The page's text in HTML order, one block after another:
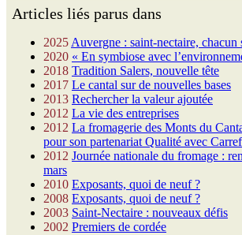
Articles liés parus dans
2025Auvergne : saint-nectaire, chacun
2020 « En symbiose avec
2018 Tradition Salers, nouvelle tête
2017 Le cantal sur de nouvelles bases
2013 Rechercher la valeur ajoutée
2012 La vie des entreprises
2012 La fromagerie des Monts du
pour son partenariat Qualité avec
2012 Journée nationale du fromage :
mars
2010 Exposants, quoi de neuf ?
2008 Exposants, quoi de neuf ?
2003 Saint-Nectaire : nouveaux défis
2002 Premiers de cordée